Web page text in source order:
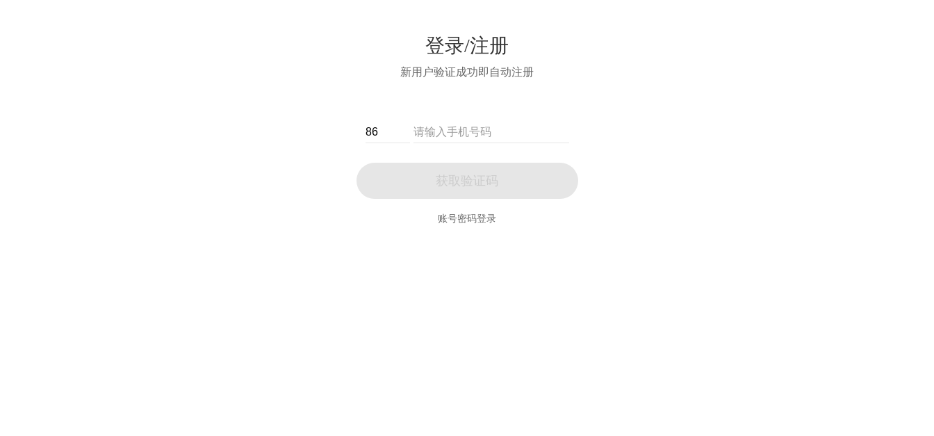
登录/注册
新用户验证成功即自动注册
获取验证码
账号密码登录